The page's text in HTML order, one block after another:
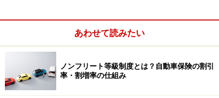
あわせて読みたい
ノンフリート等級制度とは？自動車保険の割引
率・割増率の仕組み